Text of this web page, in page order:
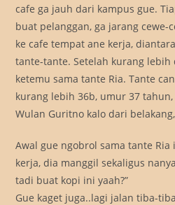
cafe ga jauh dari kampus gue.
buat pelanggan, ga jarang
ke cafe tempat ane kerja,
tante-tante. Setelah kurang lebih
ketemu sama tante Ria. Tante
kurang lebih 36b, umur 37
Wulan Guritno kalo dari
Awal gue ngobrol sama tante
kerja, dia manggil sekaligus
tadi buat kopi ini yaah?”
Gue kaget juga..lagi jalan tiba-